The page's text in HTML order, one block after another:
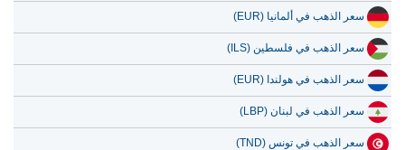
سعر الذهب في ألمانيا (EUR)
سعر الذهب في فلسطين (ILS)
سعر الذهب في هولندا (EUR)
سعر الذهب في لبنان (LBP)
سعر الذهب في تونس (TND)